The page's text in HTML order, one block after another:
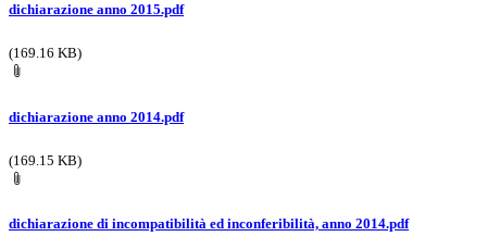
dichiarazione anno 2015.pdf
(169.16 KB)
dichiarazione anno 2014.pdf
(169.15 KB)
dichiarazione di incompatibilità ed inconferibilità, anno 2014.pdf